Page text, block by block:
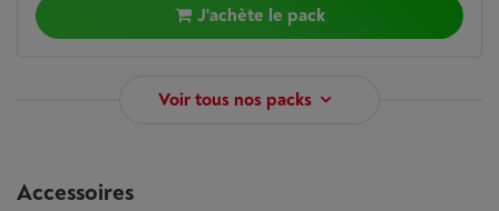
J'achète le pack
Voir tous nos packs
Accessoires